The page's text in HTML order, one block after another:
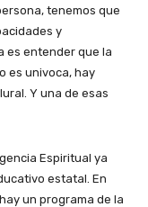
tenemos que
y
es entender que la
es univoca, hay
Y una de esas
Espiritual ya
estatal. En
un programa de la